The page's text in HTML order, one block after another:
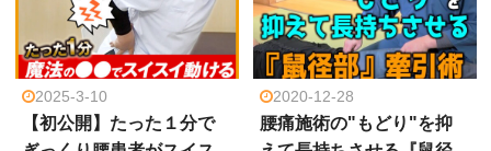
2025-3-10
【初公開】たった１分で
2020-12-28
腰痛施術の"もどり"を抑